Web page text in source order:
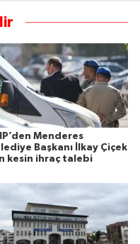
Menderes
Başkanı İlkay Çiçek
kesin ihraç talebi